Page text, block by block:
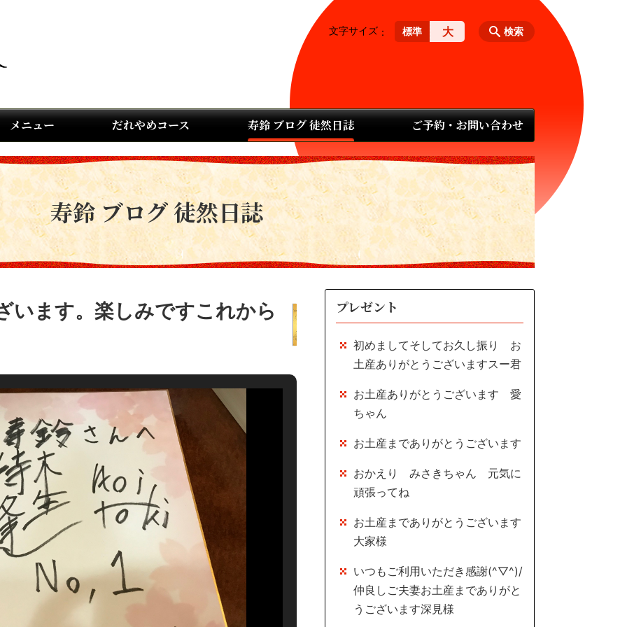
メニュー だれやめコース 寿鈴 ブログ 徒然日誌 ご予約・お問い合わせ
検索
文字サイズ 標準 大
寿鈴 ブログ 徒然日誌
います。楽しみですこれから プレゼント
初めましてそしてお久し振り お
土産ありがとうございますスー君
お土産ありがとうございます 愛
ちゃん
お土産までありがとうございます
おかえり みさきちゃん 元気に
頑張ってね
お土産までありがとうございます
大家様
いつもご利用いただき感謝(^▽^)/
仲良しご夫妻お土産までありがと
うございます深見様